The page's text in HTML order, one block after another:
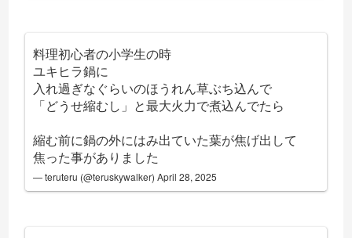
料理初心者の小学生の時
ユキヒラ鍋に
入れ過ぎなぐらいのほうれん草ぶち込んで
「どうせ縮むし」と最大火力で煮込んでたら
縮む前に鍋の外にはみ出ていた葉が焦げ出して
焦った事がありました
— teruteru (@teruskywalker)April 28, 2025